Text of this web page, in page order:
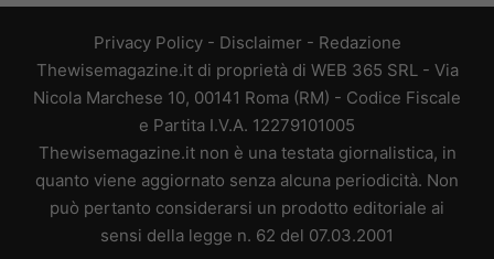
Privacy Policy- Disclaimer - Redazione
Thewisemagazine.it di proprietà di WEB 365 SRL - Via
Nicola Marchese 10, 00141 Roma (RM) - Codice Fiscale
e Partita I.V.A. 12279101005
Thewisemagazine.it non è una testata giornalistica, in
quanto viene aggiornato senza alcuna periodicità. Non
può pertanto considerarsi un prodotto editoriale ai
sensi della legge n. 62 del 07.03.2001